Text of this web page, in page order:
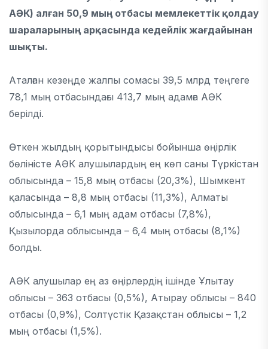
АӘК) алған 50,9 мың отбасы мемлекеттік қолдау
шараларының арқасында кедейлік жағдайынан
шықты.
Аталған кезеңде жалпы сомасы 39,5 млрд теңгеге
78,1 мың отбасындағы 413,7 мың адамға АӘК
берілді.
Өткен жылдың қорытындысы бойынша өңірлік
бөліністе АӘК алушылардың ең көп саны Түркістан
облысында – 15,8 мың отбасы (20,3%), Шымкент
қаласында – 8,8 мың отбасы (11,3%), Алматы
облысында – 6,1 мың адам отбасы (7,8%),
Қызылорда облысында – 6,4 мың отбасы (8,1%)
болды.
АӘК алушылар ең аз өңірлердің ішінде Ұлытау
облысы – 363 отбасы (0,5%), Атырау облысы – 840
отбасы (0,9%), Солтүстік Қазақстан облысы – 1,2
мың отбасы (1,5%).